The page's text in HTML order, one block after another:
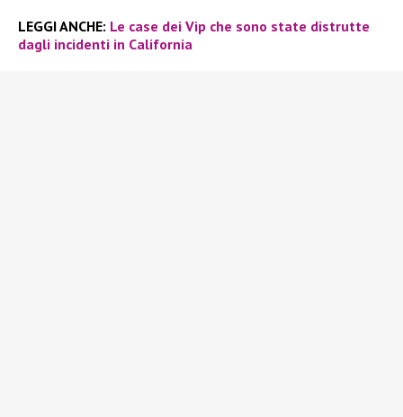
LEGGI ANCHE: Le case dei Vip che sono state distrutte
dagli incidenti in California